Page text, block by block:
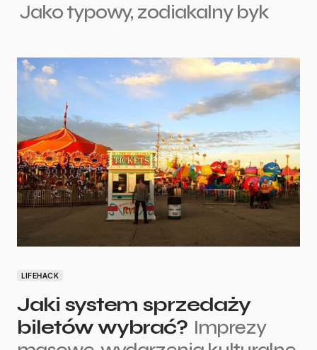
Jako typowy, zodiakalny byk
LIFEHACK
Jaki system sprzedaży
biletów wybrać? Imprezy